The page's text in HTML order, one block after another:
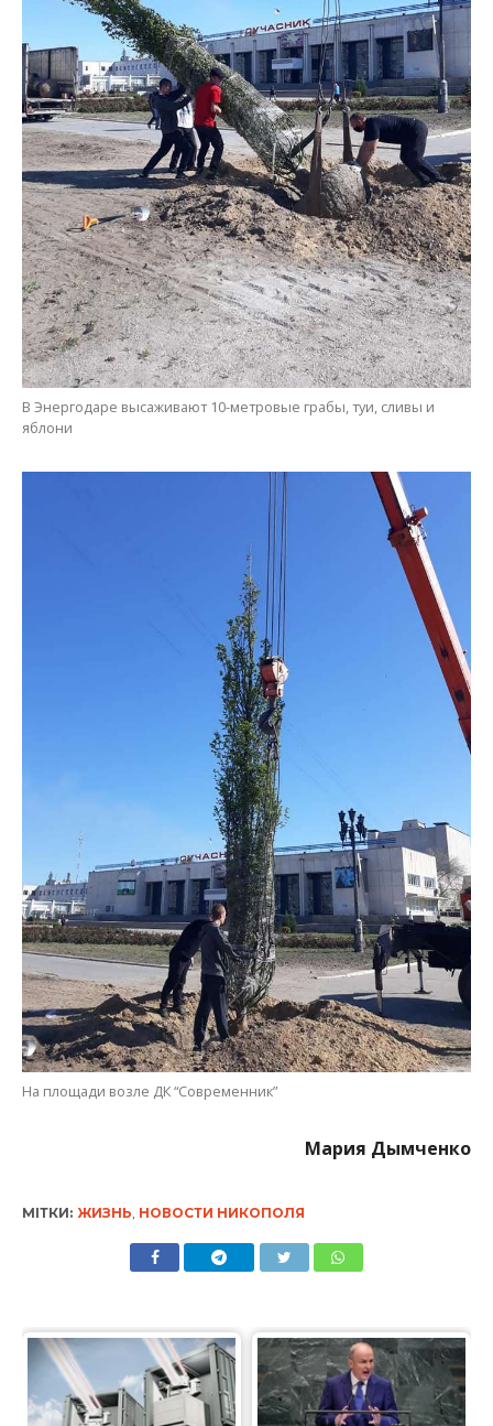
В Энергодаре высаживают 10-метровые грабы, туи, сливы и
яблони
На площади возле ДК “Современник”
Мария Дымченко
МІТКИ: ЖИЗНЬ НОВОСТИ НИКОПОЛЯ